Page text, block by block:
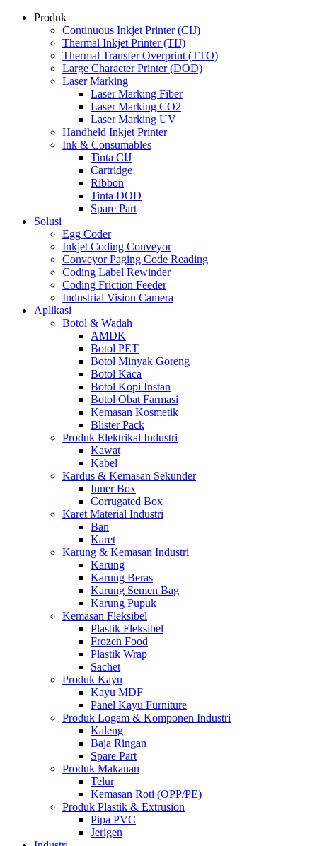
Produk
Continuous Inkjet Printer (CIJ)
Thermal Inkjet Printer (TIJ)
Thermal Transfer Overprint (TTO)
Large Character Printer (DOD)
Laser Marking
Laser Marking Fiber
Laser Marking CO2
Laser Marking UV
Handheld Inkjet Printer
Ink & Consumables
Tinta CIJ
Cartridge
Ribbon
Tinta DOD
Spare Part
Solusi
Egg Coder
Inkjet Coding Conveyor
Conveyor Paging Code Reading
Coding Label Rewinder
Coding Friction Feeder
Industrial Vision Camera
Aplikasi
Botol & Wadah
AMDK
Botol PET
Botol Minyak Goreng
Botol Kaca
Botol Kopi Instan
Botol Obat Farmasi
Kemasan Kosmetik
Blister Pack
Produk Elektrikal Industri
Kawat
Kabel
Kardus & Kemasan Sekunder
Inner Box
Corrugated Box
Karet Material Industri
Ban
Karet
Karung & Kemasan Industri
Karung
Karung Beras
Karung Semen Bag
Karung Pupuk
Kemasan Fleksibel
Plastik Fleksibel
Frozen Food
Plastik Wrap
Sachet
Produk Kayu
Kayu MDF
Panel Kayu Furniture
Produk Logam & Komponen Industri
Kaleng
Baja Ringan
Spare Part
Produk Makanan
Telur
Kemasan Roti (OPP/PE)
Produk Plastik & Extrusion
Pipa PVC
Jerigen